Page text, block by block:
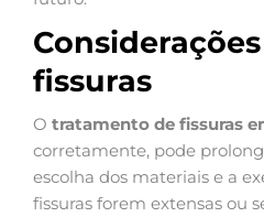
fissuras
O tratamento de fissuras
corretamente, pode
escolha dos materiais e a
fissuras forem extensas ou